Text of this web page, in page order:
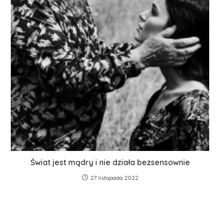
Świat jest mądry i nie działa bezsensownie
27 listopada 2022